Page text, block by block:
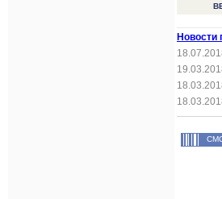
Новости